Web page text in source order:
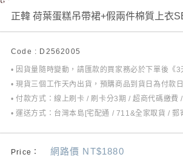
正韓 荷葉蛋糕吊帶裙+假兩件棉質上衣
Code : D2562005
• 因貨量隨時變動，請匯款的買家務必於下單後《
• 現貨三個工作天內出貨，預購商品到貨日為付款
• 付款方式：線上刷卡 / 刷卡分3期 / 超商代碼繳費
• 運送方式：台灣本島[宅配通 / 711&全家取貨 /
Price： 網路價 NT$1880